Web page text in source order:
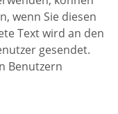
wenn Sie diesen
Text wird an den
gesendet.
Benutzern